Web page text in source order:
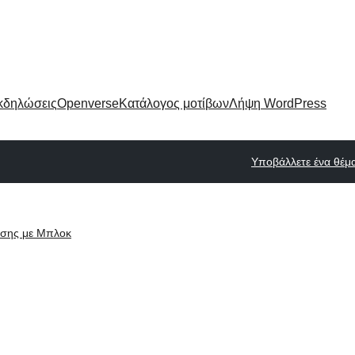
OpenverseΚατάλογος μοτίβωνΛήψη WordPress
Υποβάλλετε ένα
με Μπλοκ